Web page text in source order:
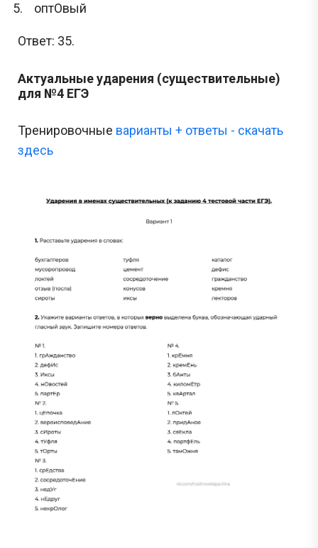
оптОвый
Ответ: 35.
Актуальные ударения (существительные)
для №4 ЕГЭ
Тренировочные варианты + ответы - скачать
здесь